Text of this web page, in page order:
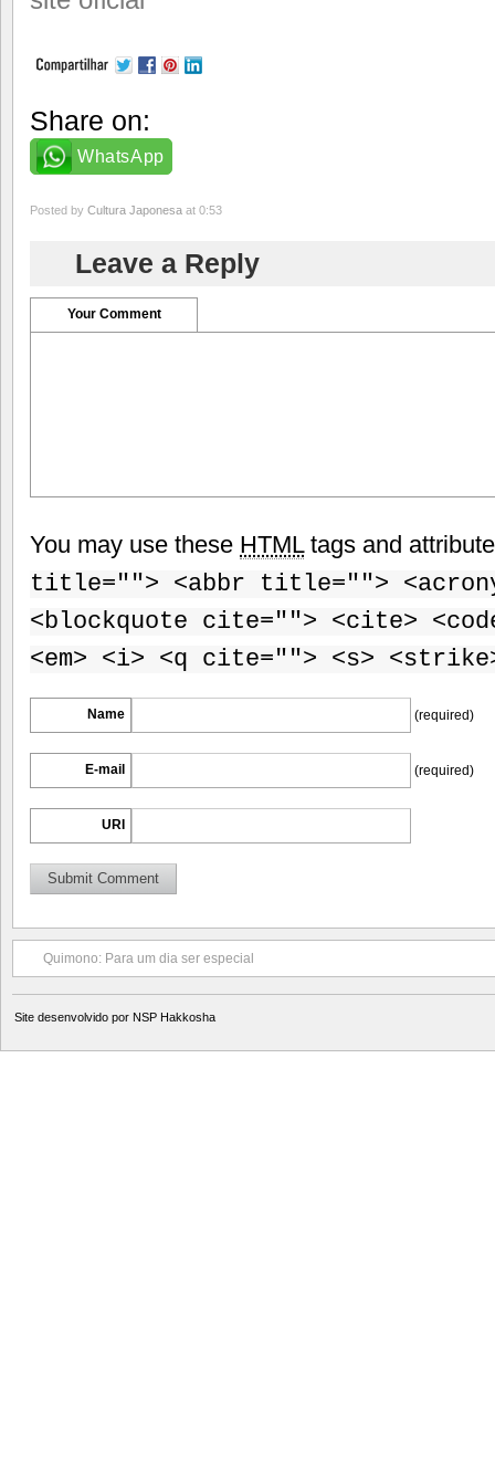
Share on:
WhatsApp
Posted by Cultura Japonesa at 0:53
Leave a Reply
Your Comment
You may use these HTMLtags and
title=""> <abbr title="">
<blockquote cite=""> <cite>
<em> <i> <q cite=""> <s>
Name (required)
E-mail (required)
URI
Quimono: Para um dia ser especial
Site desenvolvido por NSP Hakkosha